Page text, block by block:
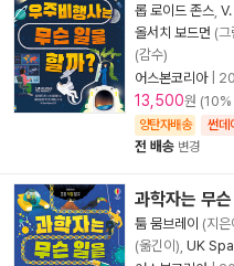
롭 로이드 존스
올서치 보드먼 (그
(감수)
어스본코리아|
13,500원
양탄자배송 썬데
전 배송 변경
과학자는 무
툼 뭄브레이 (지은
(옮긴이), UK